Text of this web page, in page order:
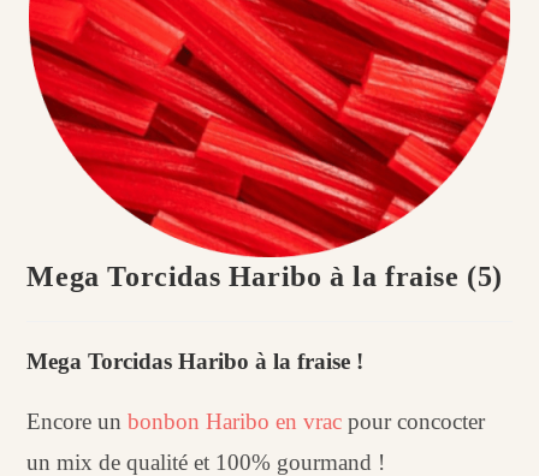
Mega Torcidas Haribo à la fraise (5)
Mega Torcidas Haribo à la fraise !
Encore unbonbon Haribo en vrac pour concocter
un mix de qualité et 100% gourmand !